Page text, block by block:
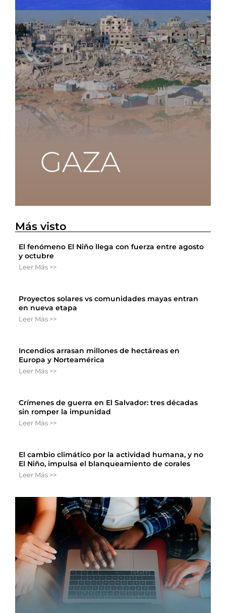
Más visto
El fenómeno El Niño llega con fuerza entre agosto
y octubre
Leer Más >>
Proyectos solares vs comunidades mayas entran
en nueva etapa
Leer Más >>
Incendios arrasan millones de hectáreas en
Europa y Norteamérica
Leer Más >>
Crímenes de guerra en El Salvador: tres décadas
sin romper la impunidad
Leer Más >>
El cambio climático por la actividad humana, y no
El Niño, impulsa el blanqueamiento de corales
Leer Más >>